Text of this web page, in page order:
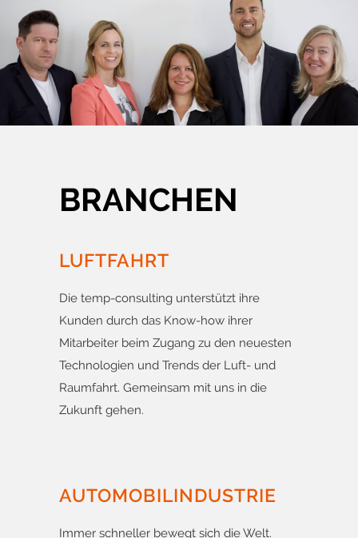
BRANCHEN
LUFTFAHRT
Die temp-consulting unterstützt ihre
Kunden durch das Know-how ihrer
Mitarbeiter beim Zugang zu den neuesten
Technologien und Trends der Luft- und
Raumfahrt. Gemeinsam mit uns in die
Zukunft gehen.
AUTOMOBILINDUSTRIE
Immer schneller bewegt sich die Welt.